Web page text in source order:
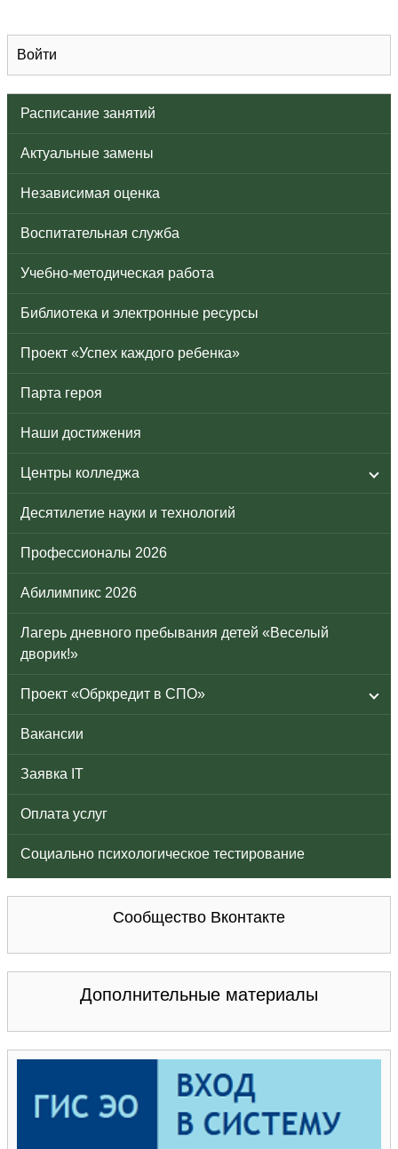
Войти
Расписание занятий
Актуальные замены
Независимая оценка
Воспитательная служба
Учебно-методическая работа
Библиотека и электронные ресурсы
Проект «Успех каждого ребенка»
Парта героя
Наши достижения
Центры колледжа
Десятилетие науки и технологий
Профессионалы 2026
Абилимпикс 2026
Лагерь дневного пребывания детей «Веселый
дворик!»
Проект «Обркредит в СПО»
Вакансии
Заявка IT
Оплата услуг
Социально психологическое тестирование
Сообщество Вконтакте
Дополнительные материалы